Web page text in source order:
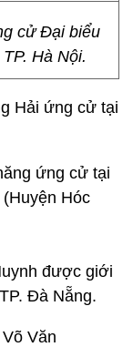
cử Đại biểu
Hà Nội.
Hải ứng cử tại
ứng cử tại
Hóc
được giới
Đà Nẵng.
Văn